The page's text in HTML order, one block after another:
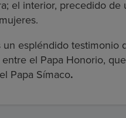
el interior, precedido de
espléndido testimonio
el Papa Honorio,
Papa Símaco.